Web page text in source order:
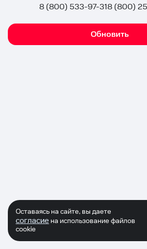
8 (800) 533-97-318 (800)
Обновить
Оставаясь на сайте, вы даете
согласие на использование файлов
cookie